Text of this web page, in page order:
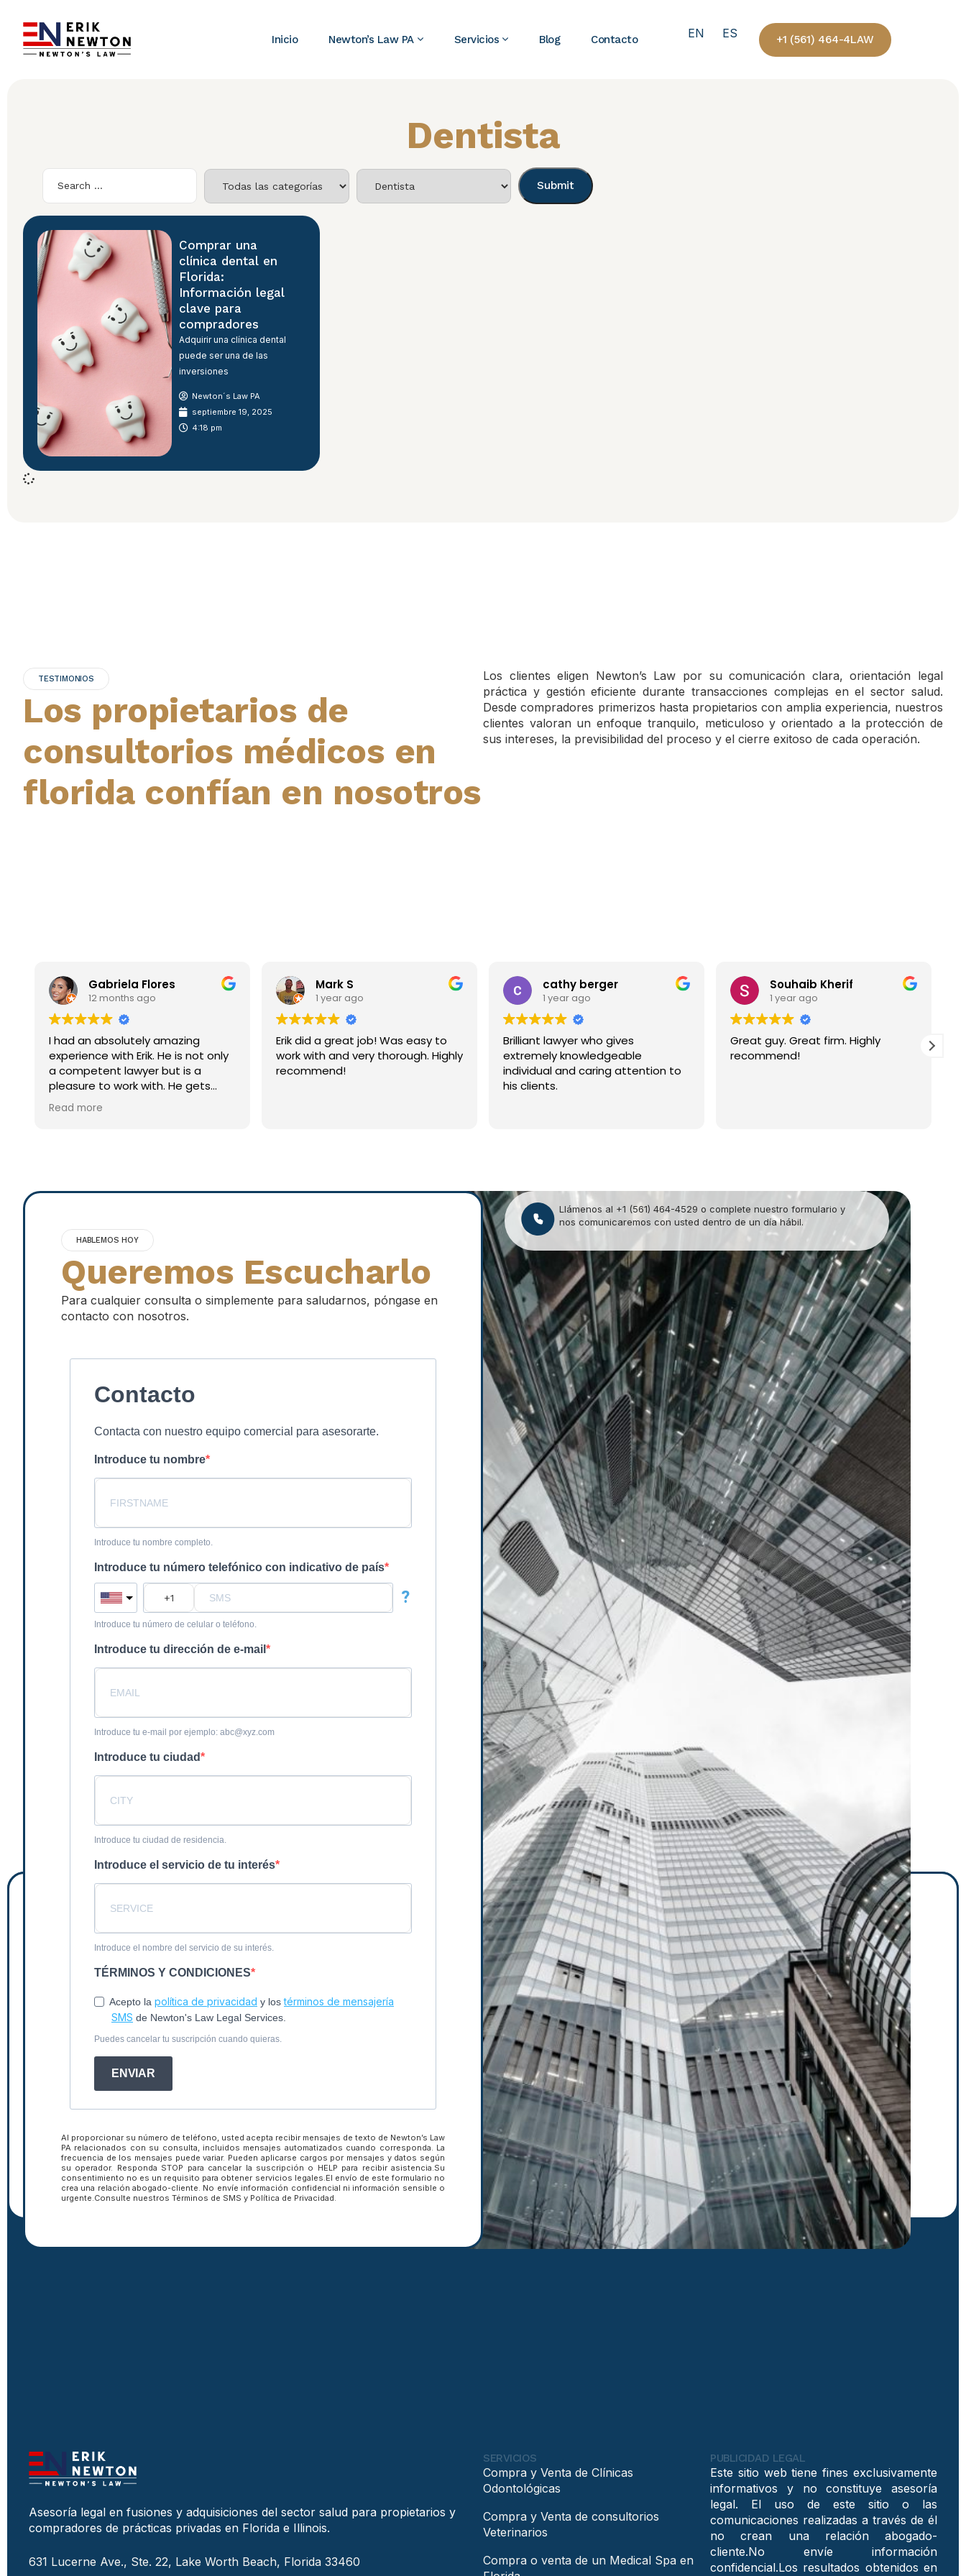
Inicio Newton’s Law PA Servicios Blog Contacto EN ES +1 (561) 464-4LAW
Dentista
Comprar una
clínica dental en
Florida:
Información legal
clave para
compradores
Adquirir una clínica dental
puede ser una de las
inversiones
Newton´s Law PA
septiembre 19, 2025
4:18 pm
TESTIMONIOS
Los propietarios de
consultorios médicos en
florida confían en nosotros
Los clientes eligen Newton’s Law por su comunicación clara, orientación legal
práctica y gestión eficiente durante transacciones complejas en el sector salud.
Desde compradores primerizos hasta propietarios con amplia experiencia, nuestros
clientes valoran un enfoque tranquilo, meticuloso y orientado a la protección de
sus intereses, la previsibilidad del proceso y el cierre exitoso de cada operación.
Gabriela Flores
12 months ago
I had an absolutely amazing
experience with Erik. He is not only
a competent lawyer but is a
pleasure to work with. He gets
what you need done, and more,
with zero hassle or stress. I highly
Read more
Mark S
1 year ago
Erik did a great job! Was easy to
work with and very thorough. Highly
recommend!
cathy berger
1 year ago
Brilliant lawyer who gives
extremely knowledgeable
individual and caring attention to
his clients.
Souhaib Kherif
1 year ago
Great guy. Great firm. Highly
recommend!
HABLEMOS HOY
Queremos Escucharlo
Para cualquier consulta o simplemente para saludarnos, póngase en
contacto con nosotros.
Contacto
Contacta con nuestro equipo comercial para asesorarte.
Introduce tu nombre
Introduce tu nombre completo.
Introduce tu número telefónico con indicativo de país
?
Introduce tu número de celular o teléfono.
Introduce tu dirección de e-mail
Introduce tu e-mail por ejemplo: abc@xyz.com
Introduce tu ciudad
Introduce tu ciudad de residencia.
Introduce el servicio de tu interés
Introduce el nombre del servicio de su interés.
TÉRMINOS Y CONDICIONES
Acepto la política de privacidad y lostérminos de mensajería
SMS de Newton's Law Legal Services.
Puedes cancelar tu suscripción cuando quieras.
ENVIAR
Al proporcionar su número de teléfono, usted acepta recibir mensajes de texto de Newton’s Law
PA relacionados con su consulta, incluidos mensajes automatizados cuando corresponda. La
frecuencia de los mensajes puede variar. Pueden aplicarse cargos por mensajes y datos según
su operador. Responda STOP para cancelar la suscripción o HELP para recibir asistencia.Su
consentimiento no es un requisito para obtener servicios legales.El envío de este formulario no
crea una relación abogado-cliente. No envíe información confidencial ni información sensible o
urgente.Consulte nuestros Términos de SMS y Política de Privacidad.
Llámenos al +1 (561) 464-4529 o complete nuestro formulario y
nos comunicaremos con usted dentro de un día hábil.
Suscríbete a nuestro
boletín informativo
Suscríbete a nuestra newsletter para recibir nuestras
novedades.
Introduce tu dirección
de e-mail para
suscribirte
Introduce tu dirección de e-mail para suscribirte. Ej.: abc@xyz.com
SUSCRIBIRSE
Asesoría legal en fusiones y adquisiciones del sector salud para propietarios y
compradores de prácticas privadas en Florida e Illinois.
631 Lucerne Ave., Ste. 22, Lake Worth Beach, Florida 33460
SERVICIOS
Compra y Venta de Clínicas
Odontológicas
Compra y Venta de consultorios
Veterinarios
Compra o venta de un Medical Spa en
PUBLICIDAD LEGAL
Este sitio web tiene fines exclusivamente
informativos y no constituye asesoría
legal. El uso de este sitio o las
comunicaciones realizadas a través de él
no crean una relación abogado-
cliente.No envíe información
confidencial.Los resultados obtenidos en